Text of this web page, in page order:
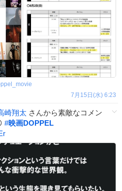
7月15日(水) 6:23
崎翔太 さんから素敵なコメン
#映画DOPPEL